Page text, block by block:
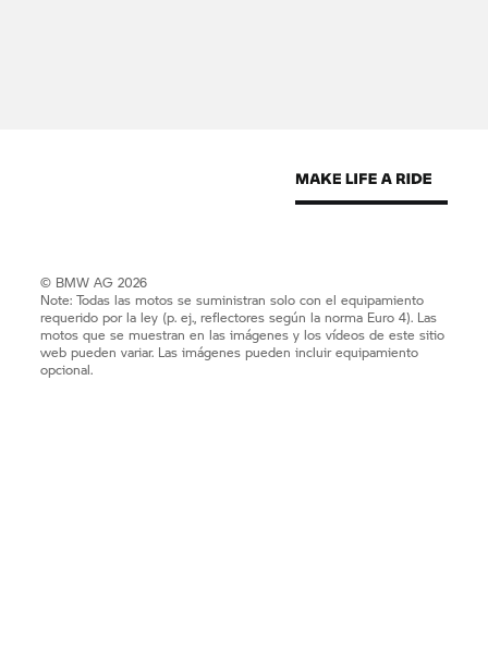
© BMW AG 2026
Note: Todas las motos se suministran solo con el equipamiento
requerido por la ley (p. ej., reflectores según la norma Euro 4). Las
motos que se muestran en las imágenes y los vídeos de este sitio
web pueden variar. Las imágenes pueden incluir equipamiento
opcional.